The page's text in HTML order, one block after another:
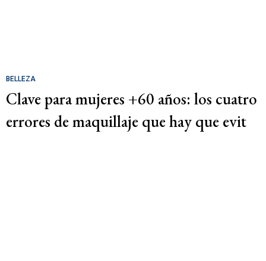
BELLEZA
Clave para mujeres +60 años: los cuatro
errores de maquillaje que hay que evit